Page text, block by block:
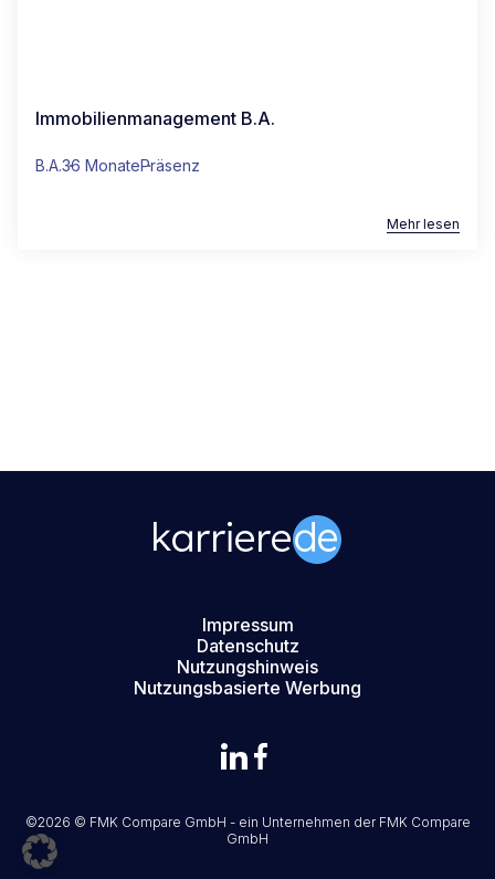
Immobilienmanagement B.A.
B.A.36 MonatePräsenz
Mehr lesen
Impressum
Datenschutz
Nutzungshinweis
Nutzungsbasierte Werbung
©2026 © FMK Compare GmbH - ein Unternehmen der FMK Compare
GmbH